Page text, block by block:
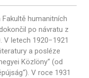
humanitních
po návratu z
V letech 1920−1921
a posléze
Közlöny“ (od
V roce 1931